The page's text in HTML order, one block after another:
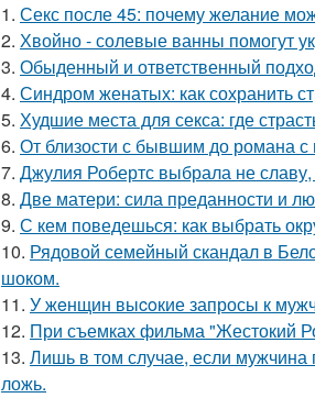
1. Секс после 45: почему желание
2. Хвойно - солевые ванны помогут
3. Обыденный и ответственный
4. Синдром женатых: как сохранить
5. Худшие места для секса: где
6. От близости с бывшим до романа с
7. Джулия Робертс выбрала не
8. Две матери: сила преданности и
9. С кем поведешься: как выбрать
10. Рядовой семейный скандал в
шоком.
11. У жeнщин выcoкие запросы к
12. При съемках фильма "Жестокий
13. Лишь в том случае, если
ложь.